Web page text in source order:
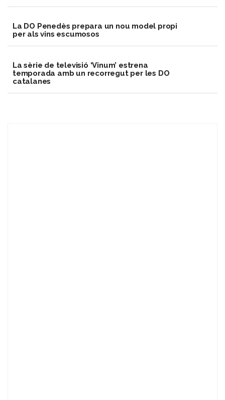
​La DO Penedès prepara un nou model propi
per als vins escumosos
La sèrie de televisió ‘Vinum’ estrena
temporada amb un recorregut per les DO
catalanes